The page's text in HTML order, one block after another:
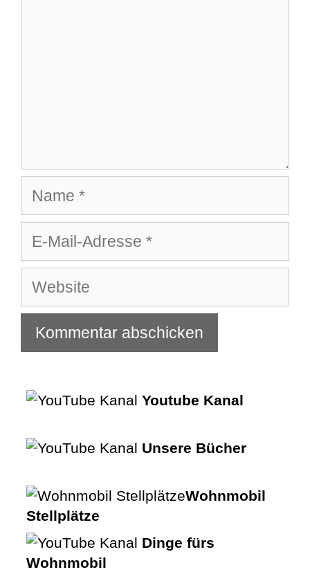
Name
E-
Adresse
Website
Youtube Kanal
Unsere Bücher
Wohnmobil
Stellplätze
Dinge fürs
Wohnmobil